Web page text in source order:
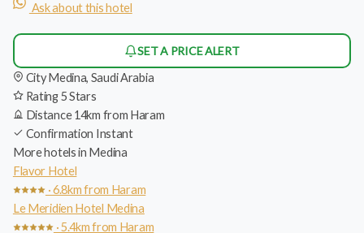
Ask about this hotel
SET A PRICE ALERT
CityMedina, Saudi Arabia
Rating5 Stars
Distance14km from Haram
Confirmation Instant
More hotels in Medina
Flavor Hotel
· 6.8km from Haram
Le Meridien Hotel Medina
· 5.4km from Haram